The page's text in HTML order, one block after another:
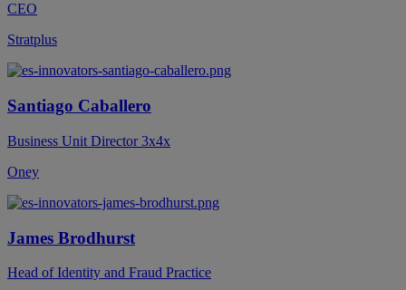
CEO
Stratplus
Santiago Caballero
Business Unit Director 3x4x
Oney
James Brodhurst
Head of Identity and Fraud Practice